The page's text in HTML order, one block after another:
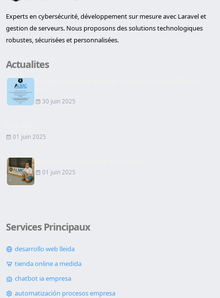
Experts en cybersécurité, développement sur mesure avec Laravel et
gestion de serveurs. Nous proposons des solutions technologiques
robustes, sécurisées et personnalisées.
Actualites
30 juin 2025
01 juin 2025
01 juin 2025
Services Principaux
desarrollo web lleida
tienda online a medida
chatbot ia empresa
automatización procesos empresa